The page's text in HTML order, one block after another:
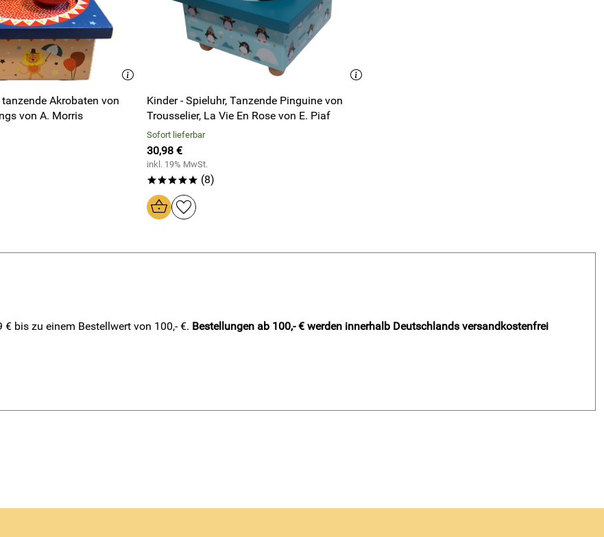
tanzende Akrobaten von
von A. Morris
Kinder - Spieluhr, Tanzende Pinguine von
Trousselier, La Vie En Rose von E. Piaf
Sofort lieferbar
30,98 €
inkl. 19% MwSt.
***** (8)
bis zu einem Bestellwert von 100,- €. Bestellungen ab 100,- € werden innerhalb Deutschlands versandkostenfrei